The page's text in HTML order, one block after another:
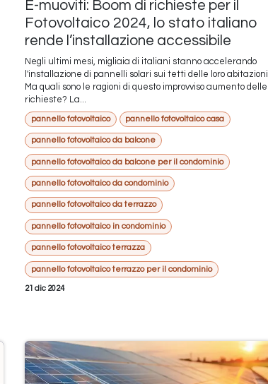
E-muoviti: Boom di richieste per il
Fotovoltaico 2024, lo stato italiano
rende l’installazione accessibile
Negli ultimi mesi, migliaia di italiani stanno accelerando
l'installazione di pannelli solari sui tetti delle loro abitazioni.
Ma quali sono le ragioni di questo improvviso aumento delle
richieste? La...
pannello fotovoltaico pannello fotovoltaico casa
pannello fotovoltaico da balcone
pannello fotovoltaico da balcone per il condominio
pannello fotovoltaico da condominio
pannello fotovoltaico da terrazzo
pannello fotovoltaico in condominio
pannello fotovoltaico terrazza
pannello fotovoltaico terrazzo per il condominio
21 dic 2024